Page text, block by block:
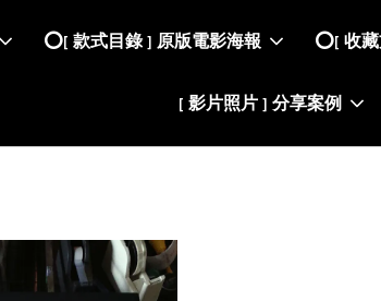
⭕️[ 款式目錄 ] 原版電影海報 ⭕️[ 收
[ 影片照片 ] 分享案例